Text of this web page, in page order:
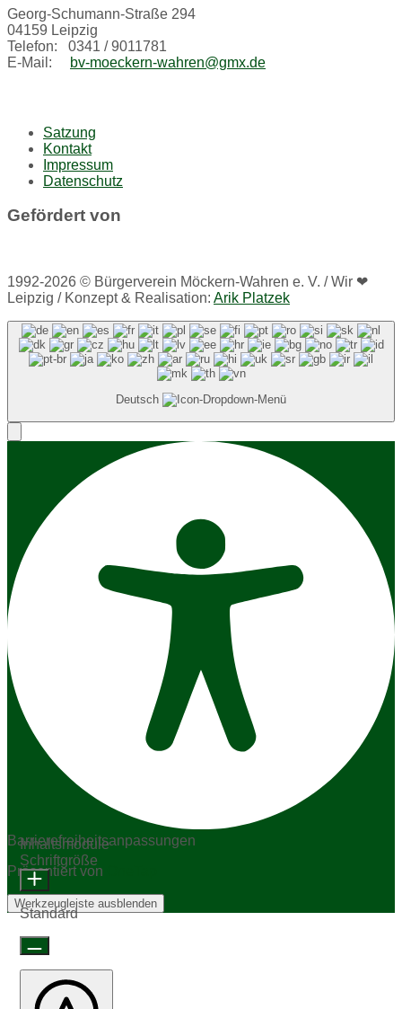
Georg-Schumann-Straße 294
04159 Leipzig
Telefon: 0341 / 9011781
E-Mail:
bv-moeckern-wahren@gmx.de
Satzung
Kontakt
Impressum
Datenschutz
Gefördert von
1992-2026 © Bürgerverein Möckern-Wahren e. V. / Wir ❤
Leipzig / Konzept & Realisation: Arik Platzek
Deutsch
Barrierefreiheitsanpassungen
Präsentiert von
Werkzeugleiste ausblenden
Inhaltsmodule
Schriftgröße
Standard